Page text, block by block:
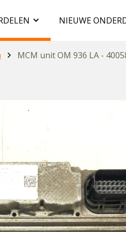
NIEUWE
MCM unit OM 936 LA -